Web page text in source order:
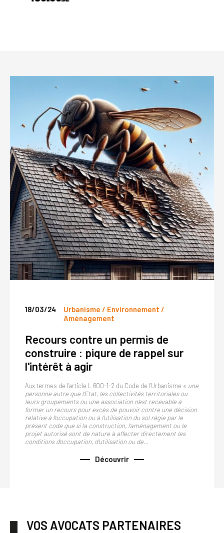
18/03/24
Urbanisme / Environnement /
Aménagement
Recours contre un permis de
construire : piqure de rappel sur
l'intérêt à agir
Aux termes de l’article L 600-1-2 du Code de l’Urbanisme « une
personne autre que l'Etat, les collectivités territoriales ou
leurs groupements ou une association n'est recevable à
former un recours pour excès de pouvoir contre une décision
relative à l'occupation ou à l'utilisation du sol régie par le
présent code que si la construction, l'aménagement ou le
projet autorisé sont de nature à affecter directement les
conditions d'occupation, d'utilisation ou de…
Découvrir
VOS AVOCATS PARTENAIRES